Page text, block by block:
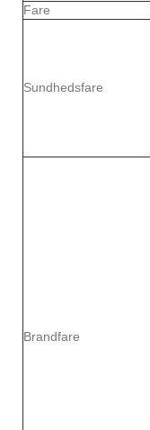
Fare
Sundhedsfare
Brandfare